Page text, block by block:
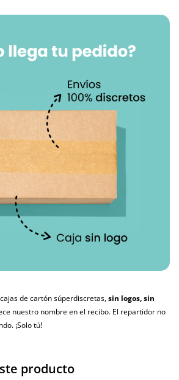
de cartón súperdiscretas,sin logos, sin
nuestro nombre en el recibo. El repartidor no
¡Solo tú!
producto